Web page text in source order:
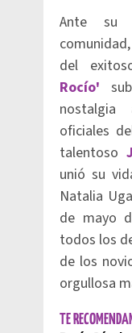
Ante su
del
Rocío'
nostalgia
oficiales
talentoso
unió su
Natalia
de mayo
todos los
de los
orgullosa
TE